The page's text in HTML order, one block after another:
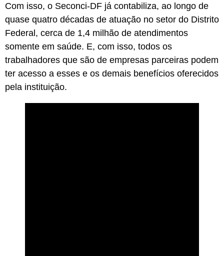
Com isso, o Seconci-DF já contabiliza, ao longo de
quase quatro décadas de atuação no setor do Distrito
Federal, cerca de 1,4 milhão de atendimentos
somente em saúde. E, com isso, todos os
trabalhadores que são de empresas parceiras podem
ter acesso a esses e os demais benefícios oferecidos
pela instituição.